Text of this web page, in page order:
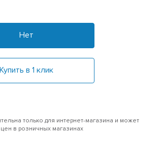
Нет
Купить в 1 клик
только для интернет-магазина и может
цен в розничных магазинах